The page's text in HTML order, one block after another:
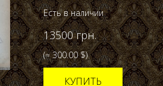
Есть в наличии
13500 грн.
(≈ 300.00 $)
КУПИТЬ